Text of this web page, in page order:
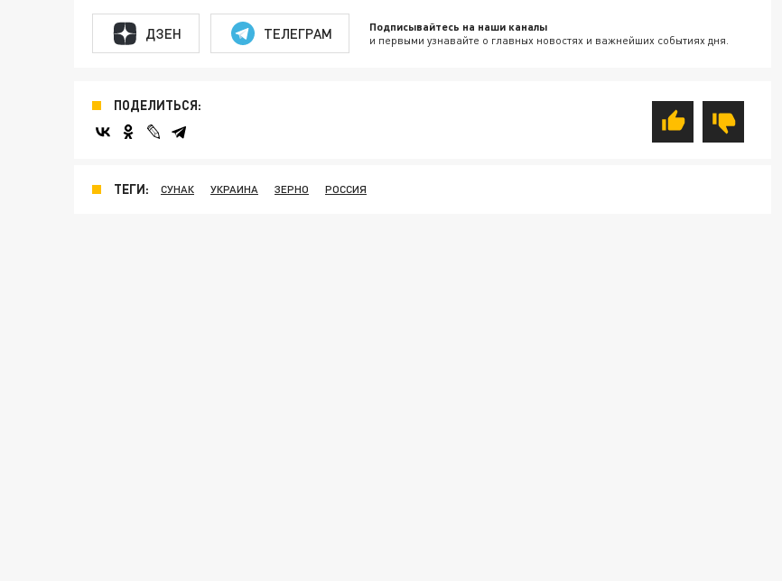
ДЗЕН ТЕЛЕГРАМ Подписывайтесь на наши каналы
и первыми узнавайте о главных новостях и важнейших событиях дня.
ПОДЕЛИТЬСЯ:
ТЕГИ: СУНАК УКРАИНА ЗЕРНО РОССИЯ